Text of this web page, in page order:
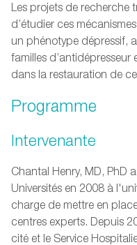
Les projets de recherche
d’étudier ces
un phénotype dépressif,
familles
dans la restauration de
Programme
Intervenante
Chantal Henry, MD, PhD
Universités en 2008 à
charge de mettre en
centres experts. Depuis
cité et le Service